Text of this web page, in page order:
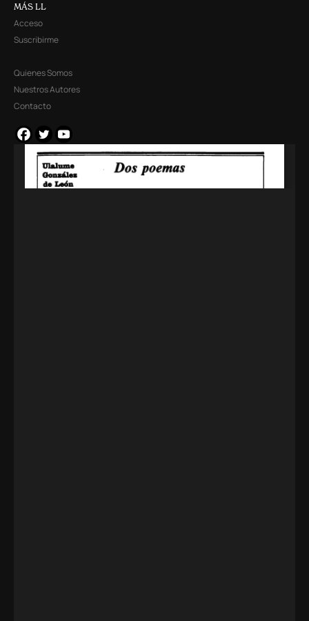
MÁS LL
Acceso
Suscribirme
Quienes Somos
Nuestros Autores
Contacto